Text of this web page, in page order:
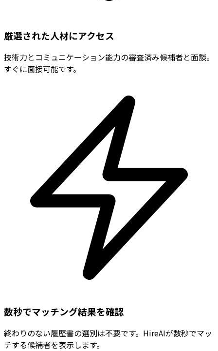
厳選された人材にアクセス
技術力とコミュニケーション能力の審査済み候補者と面談。
すぐに面接可能です。
数秒でマッチング結果を確認
終わりのない履歴書の選別は不要です。HireAIが数秒でマッ
チする候補者を表示します。